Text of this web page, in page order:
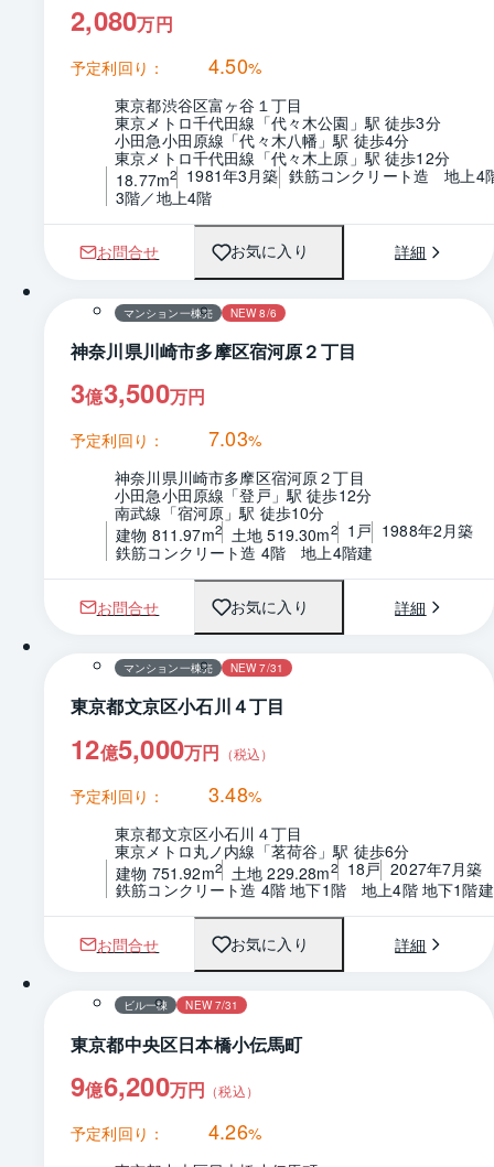
2,080万円
予定利回り： 4.50%
東京都渋谷区富ヶ谷１丁目
東京メトロ千代田線「代々木公園」駅 徒歩3分
小田急小田原線「代々木八幡」駅 徒歩4分
東京メトロ千代田線「代々木上原」駅 徒歩12分
18.77m2 1981年3月築 鉄筋コンクリート造　地上4
3階／地上4階
お問合せ お気に入り 詳細
1 / 0
マンション一棟売 NEW 8/6
神奈川県川崎市多摩区宿河原２丁目
3億3,500万円
予定利回り： 7.03%
神奈川県川崎市多摩区宿河原２丁目
小田急小田原線「登戸」駅 徒歩12分
南武線「宿河原」駅 徒歩10分
建物 811.97m2 土地 519.30m2 1戸 1988年2月築
鉄筋コンクリート造 4階　地上4階建
お問合せ お気に入り 詳細
マンション一棟売 NEW 7/31
東京都文京区小石川４丁目
12億5,000万円 （税込）
予定利回り： 3.48%
東京都文京区小石川４丁目
東京メトロ丸ノ内線「茗荷谷」駅 徒歩6分
建物 751.92m2 土地 229.28m2 18戸 2027年7月築
鉄筋コンクリート造 4階 地下1階　地上4階 地下1階建
お問合せ お気に入り 詳細
ビル一棟 NEW 7/31
東京都中央区日本橋小伝馬町
9億6,200万円 （税込）
予定利回り： 4.26%